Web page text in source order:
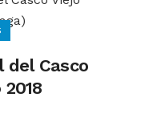
del Casco